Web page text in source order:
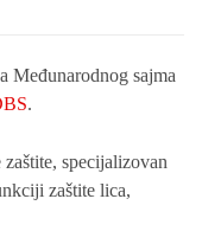
Međunarodnog sajma
.
specijalizovan
zaštite lica,